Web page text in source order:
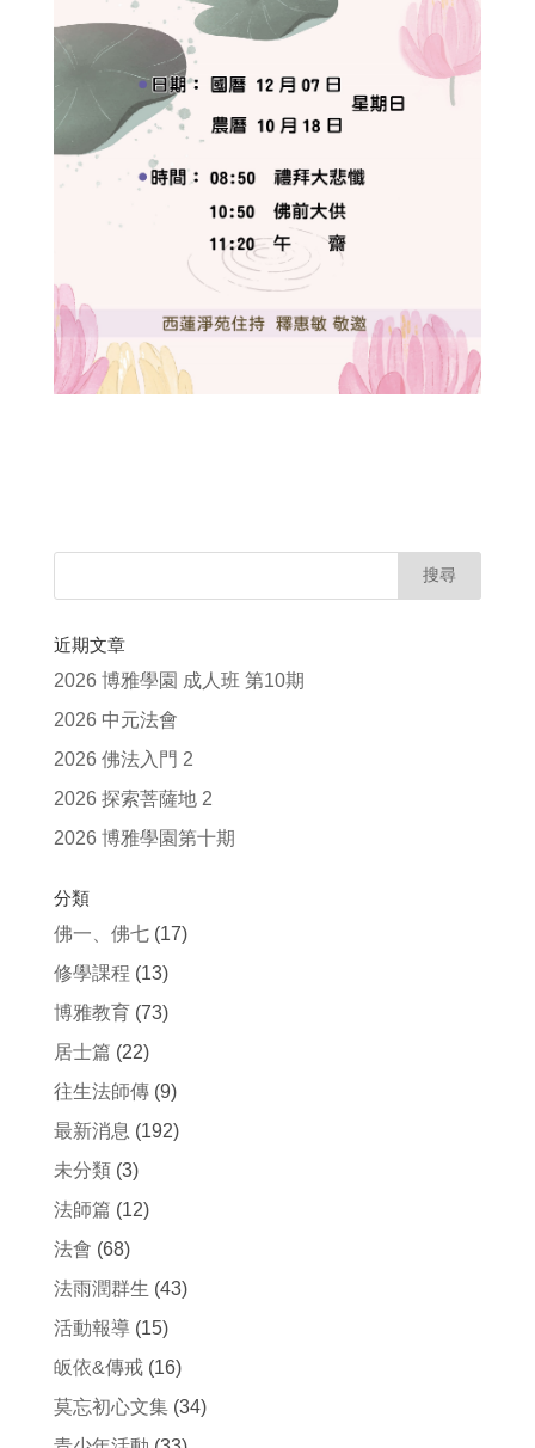
近期文章
2026 博雅學園 成人班 第10期
2026 中元法會
2026 佛法入門 2
2026 探索菩薩地 2
2026 博雅學園第十期
分類
佛一、佛七(17)
修學課程 (13)
博雅教育(73)
居士篇 (22)
往生法師傳(9)
最新消息 (192)
未分類(3)
法師篇 (12)
法會 (68)
法雨潤群生 (43)
活動報導(15)
皈依&傳戒(16)
莫忘初心文集(34)